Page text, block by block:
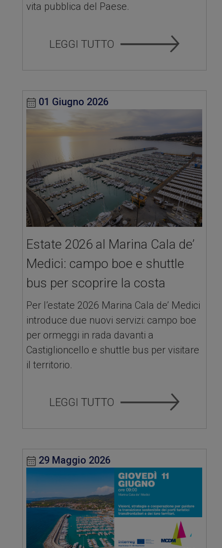
vita pubblica del Paese.
01 Giugno 2026
Estate 2026 al Marina Cala de’
Medici: campo boe e shuttle
bus per scoprire la costa
Per l’estate 2026 Marina Cala de’ Medici
introduce due nuovi servizi: campo boe
per ormeggi in rada davanti a
Castiglioncello e shuttle bus per visitare
il territorio.
29 Maggio 2026